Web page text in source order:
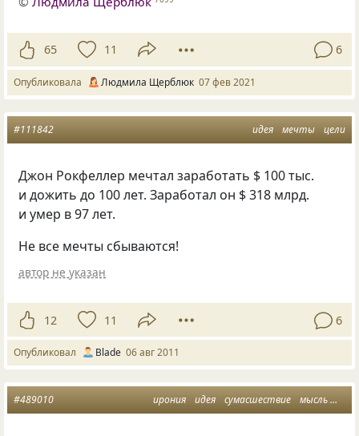
65 11 6
Опубликовала Людмила Щерблюк 07 фев 2021
идея мечты цели
#111842
Джон Рокфеллер мечтал заработать $ 100 тыс.
и дожить до 100 лет. Заработал он $ 318 млрд.
и умер в 97 лет.
Не все мечты сбываются!
автор не указан
12 11 6
Опубликовал Blade 06 авг 2011
ирония идея сумасшествие мысль
#489010